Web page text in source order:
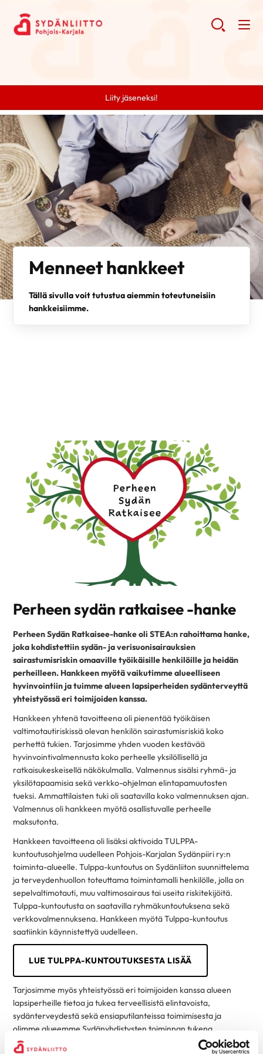
Liity jäseneksi!
Menneet hankkeet
Tällä sivulla voit tutustua aiemmin toteutuneisiin
hankkeisiimme.
Perheen sydän ratkaisee -hanke
Perheen Sydän Ratkaisee-hanke oli STEA:n rahoittama hanke,
joka kohdistettiin sydän- ja verisuonisairauksien
sairastumisriskin omaaville työikäisille henkilöille ja heidän
perheilleen. Hankkeen myötä vaikutimme alueelliseen
hyvinvointiin ja tuimme alueen lapsiperheiden sydänterveyttä
yhteistyössä eri toimijoiden kanssa.
Hankkeen yhtenä tavoitteena oli pienentää työikäisen
valtimotautiriskissä olevan henkilön sairastumisriskiä koko
perhettä tukien. Tarjosimme yhden vuoden kestävää
hyvinvointivalmennusta koko perheelle yksilöllisellä ja
ratkaisukeskeisellä näkökulmalla. Valmennus sisälsi ryhmä- ja
yksilötapaamisia sekä verkko-ohjelman elintapamuutosten
tueksi. Ammattilaisten tuki oli saatavilla koko valmennuksen ajan.
Valmennus oli hankkeen myötä osallistuvalle perheelle
maksutonta.
Hankkeen tavoitteena oli lisäksi aktivoida TULPPA-
kuntoutusohjelma uudelleen Pohjois-Karjalan Sydänpiiri ry:n
toiminta-alueelle. Tulppa-kuntoutus on Sydänliiton suunnittelema
ja terveydenhuollon toteuttama toimintamalli henkilölle, jolla on
sepelvaltimotauti, muu valtimosairaus tai useita riskitekijöitä.
Tulppa-kuntoutusta on saatavilla ryhmäkuntoutuksena sekä
verkkovalmennuksena. Hankkeen myötä Tulppa-kuntoutus
saatiinkin käynnistettyä uudelleen.
LUE TULPPA-KUNTOUTUKSESTA LISÄÄ
Tarjosimme myös yhteistyössä eri toimijoiden kanssa alueen
lapsiperheille tietoa ja tukea terveellisistä elintavoista,
sydänterveydestä sekä ensiaputilanteissa toimimisesta ja
olimme alueemme Sydänyhdistysten toiminnan tukena
perhejärjestökentällä.